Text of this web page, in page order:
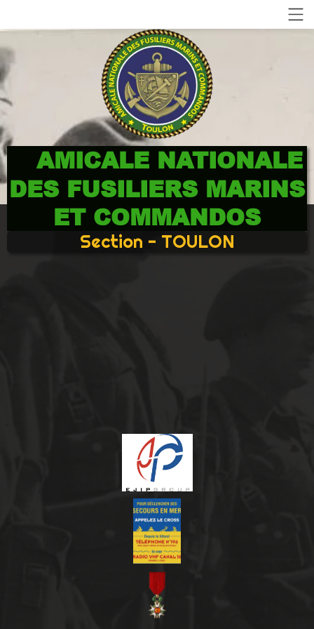
AMICALE NATIONALE
DES FUSILIERS MARINS
ET COMMANDOS
Section - TOULON